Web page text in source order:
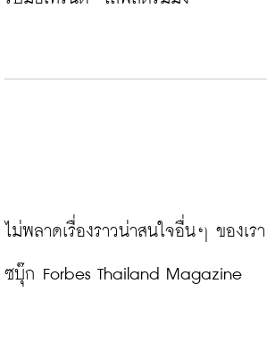
ไม่พลาดเรื่องราวน่าสนใจอื่นๆ ของเร
ซบุ๊ก Forbes Thailand Magazine